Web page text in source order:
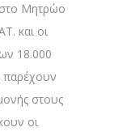
στο Μητρώο
και οι
18.000
παρέχουν
στους
οι